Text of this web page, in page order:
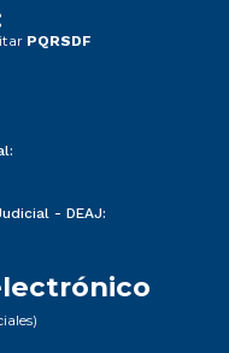
PQRSDF
- DEAJ: